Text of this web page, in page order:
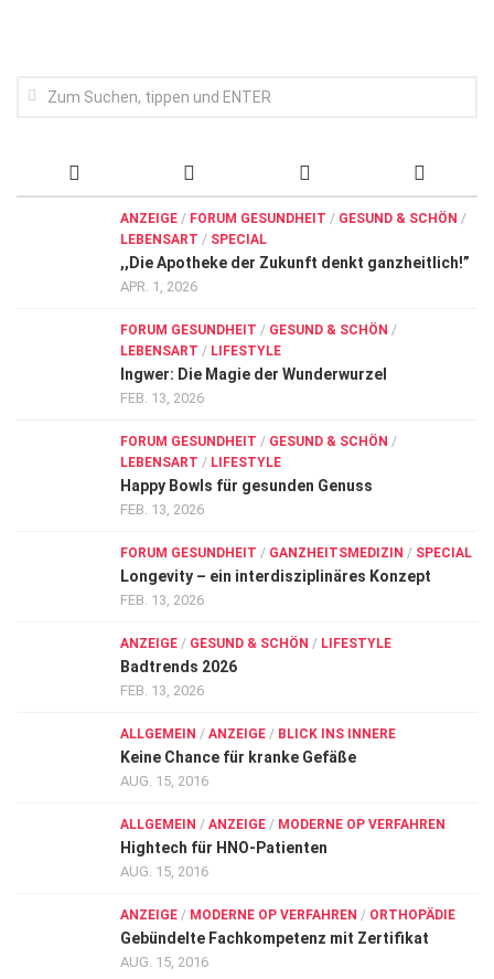
ANZEIGE / FORUM GESUNDHEIT / GESUND & SCHÖN /
LEBENSART / SPECIAL
,,Die Apotheke der Zukunft denkt ganzheitlich!”
APR. 1, 2026
FORUM GESUNDHEIT / GESUND & SCHÖN /
LEBENSART / LIFESTYLE
Ingwer: Die Magie der Wunderwurzel
FEB. 13, 2026
FORUM GESUNDHEIT / GESUND & SCHÖN /
LEBENSART / LIFESTYLE
Happy Bowls für gesunden Genuss
FEB. 13, 2026
FORUM GESUNDHEIT / GANZHEITSMEDIZIN / SPECIAL
Longevity – ein interdisziplinäres Konzept
FEB. 13, 2026
ANZEIGE / GESUND & SCHÖN / LIFESTYLE
Badtrends 2026
FEB. 13, 2026
ALLGEMEIN / ANZEIGE / BLICK INS INNERE
Keine Chance für kranke Gefäße
AUG. 15, 2016
ALLGEMEIN / ANZEIGE / MODERNE OP VERFAHREN
Hightech für HNO-Patienten
AUG. 15, 2016
ANZEIGE / MODERNE OP VERFAHREN / ORTHOPÄDIE
Gebündelte Fachkompetenz mit Zertifikat
AUG. 15, 2016